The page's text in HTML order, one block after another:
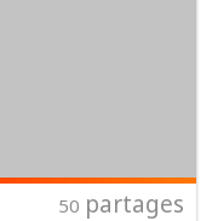
50 partages